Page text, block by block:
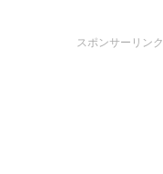
スポンサーリンク